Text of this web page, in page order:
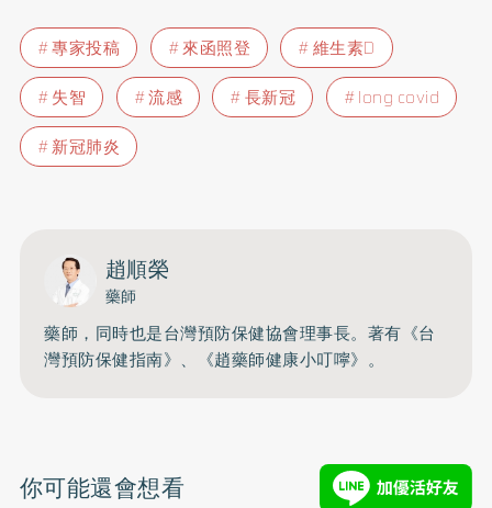
專家投稿 來函照登
維生素D
失智
流感 長新冠
long covid
新冠肺炎
趙順榮
藥師
藥師，同時也是台灣預防保健協會理事長。著有《台
灣預防保健指南》、《趙藥師健康小叮嚀》。
你可能還會想看